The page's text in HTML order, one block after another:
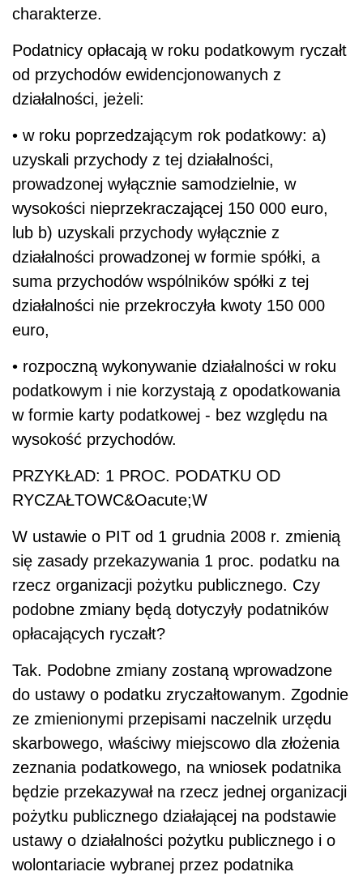
charakterze.
Podatnicy opłacają w roku podatkowym ryczałt
od przychodów ewidencjonowanych z
działalności, jeżeli:
• w roku poprzedzającym rok podatkowy: a)
uzyskali przychody z tej działalności,
prowadzonej wyłącznie samodzielnie, w
wysokości nieprzekraczającej 150 000 euro,
lub b) uzyskali przychody wyłącznie z
działalności prowadzonej w formie spółki, a
suma przychodów wspólników spółki z tej
działalności nie przekroczyła kwoty 150 000
euro,
• rozpoczną wykonywanie działalności w roku
podatkowym i nie korzystają z opodatkowania
w formie karty podatkowej - bez względu na
wysokość przychodów.
PRZYKŁAD: 1 PROC. PODATKU OD
RYCZAŁTOWC&Oacute;W
W ustawie o PIT od 1 grudnia 2008 r. zmienią
się zasady przekazywania 1 proc. podatku na
rzecz organizacji pożytku publicznego. Czy
podobne zmiany będą dotyczyły podatników
opłacających ryczałt?
Tak. Podobne zmiany zostaną wprowadzone
do ustawy o podatku zryczałtowanym. Zgodnie
ze zmienionymi przepisami naczelnik urzędu
skarbowego, właściwy miejscowo dla złożenia
zeznania podatkowego, na wniosek podatnika
będzie przekazywał na rzecz jednej organizacji
pożytku publicznego działającej na podstawie
ustawy o działalności pożytku publicznego i o
wolontariacie wybranej przez podatnika